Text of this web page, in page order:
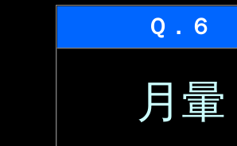
Ｑ．６
月暈